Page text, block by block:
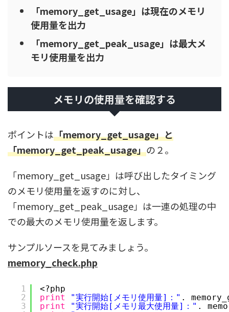
「memory_get_usage」は現在のメモリ
使用量を出力
「memory_get_peak_usage」は最大メ
モリ使用量を出力
メモリの使用量を確認する
ポイントは「memory_get_usage」と
「memory_get_peak_usage」の２。
「memory_get_usage」は呼び出したタイミング
のメモリ使用量を返すのに対し、
「memory_get_peak_usage」は一連の処理の中
での最大のメモリ使用量を返します。
サンプルソースを見てみましょう。
memory_check.php
1
2
3
<?php
print
"実行開始[メモリ使用量]：" .
print
"実行開始[メモリ最大使用量]：" .